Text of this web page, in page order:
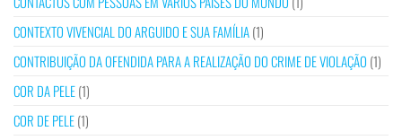
CONTEXTO VIVENCIAL DO ARGUIDO E SUA FAMÍLIA(1)
CONTRIBUIÇÃO DA OFENDIDA PARA A REALIZAÇÃO DO CRIME DE VIOLAÇÃO (1)
COR DA PELE(1)
COR DE PELE(1)